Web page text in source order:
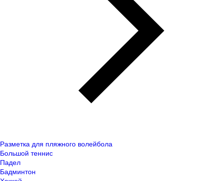
Разметка для пляжного волейбола
Большой теннис
Падел
Бадминтон